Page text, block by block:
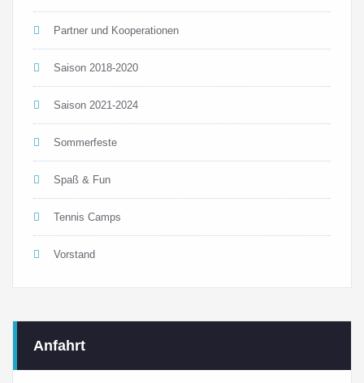
Partner und Kooperationen
Saison 2018-2020
Saison 2021-2024
Sommerfeste
Spaß & Fun
Tennis Camps
Vorstand
Anfahrt